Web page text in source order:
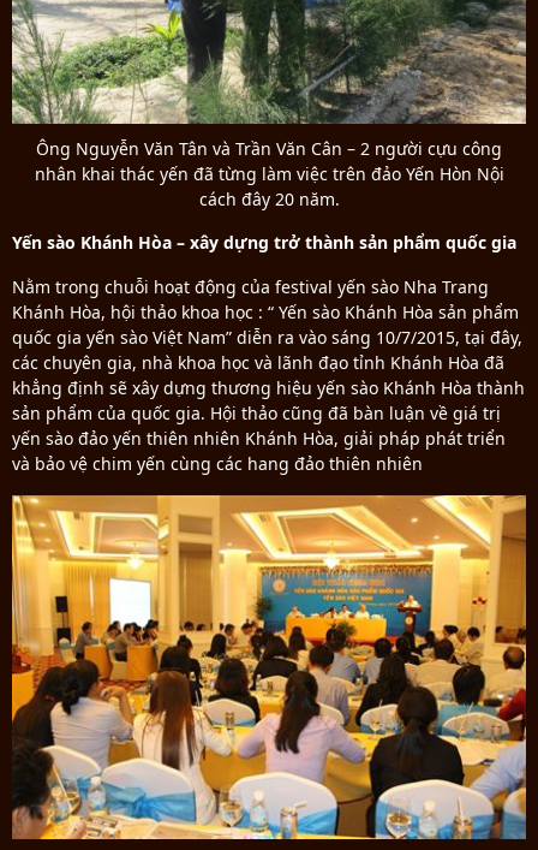
Ông Nguyễn Văn Tân và Trần Văn Cân – 2 người cựu công
nhân khai thác yến đã từng làm việc trên đảo Yến Hòn Nội
cách đây 20 năm.
Yến sào Khánh Hòa – xây dựng trở thành sản phẩm quốc gia
Nằm trong chuỗi hoạt động của festival yến sào Nha Trang
Khánh Hòa, hội thảo khoa học : “ Yến sào Khánh Hòa sản phẩm
quốc gia yến sào Việt Nam” diễn ra vào sáng 10/7/2015, tại đây,
các chuyên gia, nhà khoa học và lãnh đạo tỉnh Khánh Hòa đã
khẳng định sẽ xây dựng thương hiệu yến sào Khánh Hòa thành
sản phẩm của quốc gia. Hội thảo cũng đã bàn luận về giá trị
yến sào đảo yến thiên nhiên Khánh Hòa, giải pháp phát triển
và bảo vệ chim yến cùng các hang đảo thiên nhiên